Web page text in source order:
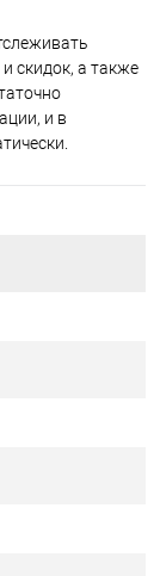
скидок, а также
и в